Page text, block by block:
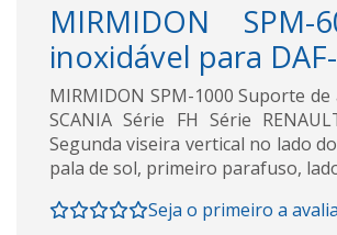
MIRMIDON
inoxidável para
MIRMIDON SPM-1000 Suporte de
SCANIA Série FH Série
Segunda viseira vertical no lado
pala de sol, primeiro parafuso,
Seja o primeiro a